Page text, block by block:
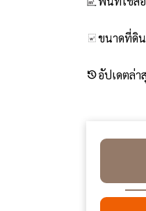
ขนาดที่ดิน
historyอัปเดตล่า